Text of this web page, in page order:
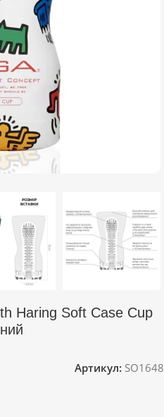
Haring Soft Case Cup
Артикул: SO1648